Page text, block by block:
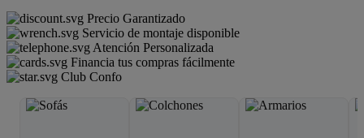
Precio Garantizado
Servicio de montaje disponible
Atención Personalizada
Financia tus compras fácilmente
Club Confo